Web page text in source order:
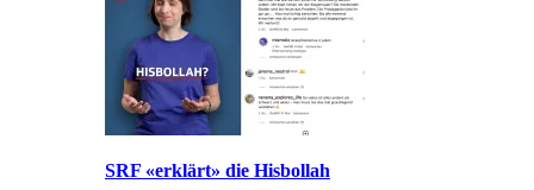
SRF «erklärt» die Hisbollah